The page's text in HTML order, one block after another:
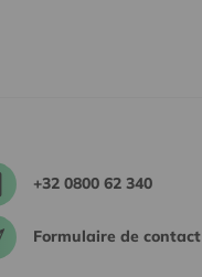
+32 0800 62 340
Formulaire de contact